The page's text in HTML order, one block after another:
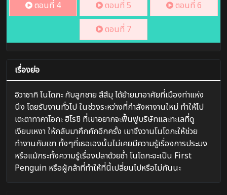
ตอนที่ 4
ตอนที่ 5
ตอนที่ 6
ตอนที่ 7
เรื่องย่อ
อิวาซากิ โนโดกะ กับลูกชาย สึสึมุ ได้ย้ายมาอาศัยที่เมืองท่าแห่ง
นึง โดยรับงานทั่วไป ในช่วงระหว่างที่กำลังหางานใหม่ ทำให้ไป
เตะตาทาคาโอกะ ฮิโรชิ ที่เขาอยากจะฟื้นฟูบริษัทและทะเลที่ดู
เงียบเหงา ให้กลับมาคึกคักอีกครั้ง เขาจึงวานโนโดกะให้ช่วย
ทำงานกับเขา ทั้งๆที่เธอเองนั้นไม่เคยมีความรู้เรื่องการประมง
หรือแม้กระทั้งความรู้เรื่องปลาด้วยซ้ำ โนโดกะจะเป็น First
Penguin หรือผู้กล้าที่ทำให้ที่นี้เปลี่ยนไปหรือไม่กันนะ